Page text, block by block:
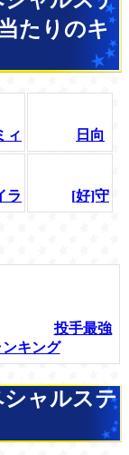
たりのキ
ィ 日向
ラ [好]守
投手最強
ンキング
シャルステ